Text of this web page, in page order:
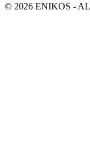
© 2026 ENIKOS -